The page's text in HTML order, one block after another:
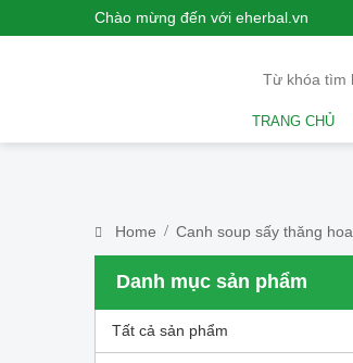
Chào mừng đến với eherbal.vn
TRANG CHỦ
Home Canh soup sấy thăng hoa
Danh mục sản phẩm
Tất cả sản phẩm